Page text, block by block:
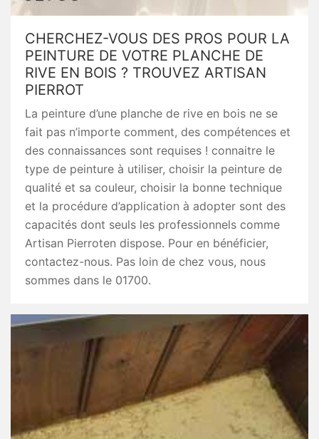
CHERCHEZ-VOUS DES PROS POUR LA
PEINTURE DE VOTRE PLANCHE DE
RIVE EN BOIS ? TROUVEZ ARTISAN
PIERROT
La peinture d’une planche de rive en bois ne se
fait pas n’importe comment, des compétences et
des connaissances sont requises ! connaitre le
type de peinture à utiliser, choisir la peinture de
qualité et sa couleur, choisir la bonne technique
et la procédure d’application à adopter sont des
capacités dont seuls les professionnels comme
Artisan Pierroten dispose. Pour en bénéficier,
contactez-nous. Pas loin de chez vous, nous
sommes dans le 01700.